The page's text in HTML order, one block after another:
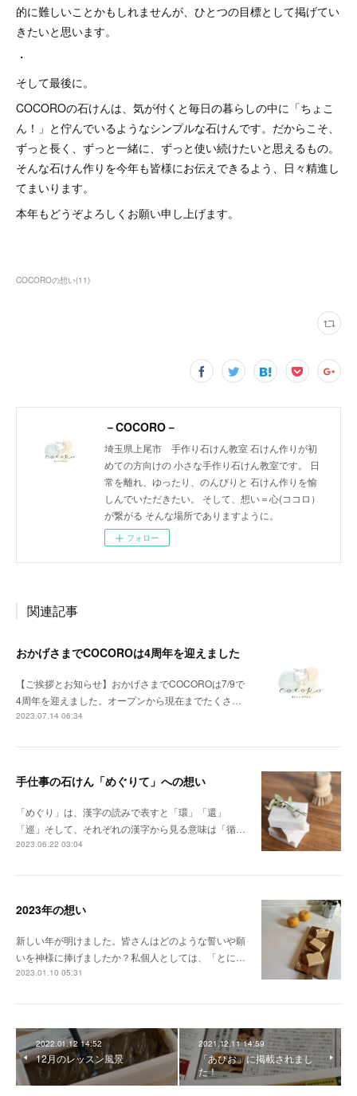
的に難しいことかもしれませんが、ひとつの目標として掲げてい
きたいと思います。
・
そして最後に。
COCOROの石けんは、気が付くと毎日の暮らしの中に「ちょこ
ん！」と佇んでいるようなシンプルな石けんです。だからこそ、
ずっと長く、ずっと一緒に、ずっと使い続けたいと思えるもの。
そんな石けん作りを今年も皆様にお伝えできるよう、日々精進し
てまいります。
本年もどうぞよろしくお願い申し上げます。
COCOROの想い(11)
－COCORO－
埼玉県上尾市 手作り石けん教室 石けん作りが初
めての方向けの 小さな手作り石けん教室です。 日
常を離れ、ゆったり、のんびりと 石けん作りを愉
しんでいただきたい。 そして、想い＝心(ココロ）
が繋がる そんな場所でありますように。
フォロー
関連記事
おかげさまでCOCOROは4周年を迎えました
【ご挨拶とお知らせ】おかげさまでCOCOROは7/9で
4周年を迎えました。⁡オープンから現在までたくさ…
2023.07.14 06:34
手仕事の石けん「めぐりて」への想い
「めぐり」は、漢字の読みで表すと「環」「還」
「巡」そして、それぞれの漢字から見る意味は「循…
2023.06.22 03:04
2023年の想い
新しい年が明けました。皆さんはどのような誓いや願
いを神様に捧げましたか？私個人としては、「とに…
2023.01.10 05:31
2022.01.12 14:52
12月のレッスン風景
2021.12.11 14:59
「あぴお」に掲載されまし
た！